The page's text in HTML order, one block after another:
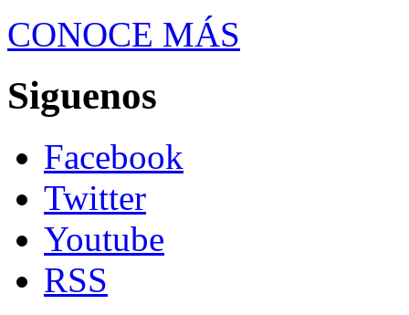
CONOCE MÁS
Siguenos
Facebook
Twitter
Youtube
RSS